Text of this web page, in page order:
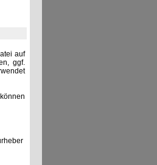
auf
ggf.